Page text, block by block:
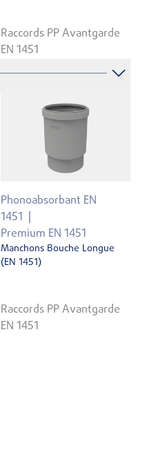
Raccords PP Avantgarde
EN 1451
Phonoabsorbant EN
1451
Premium EN 1451
Manchons Bouche Longue
(EN 1451)
Raccords PP Avantgarde
EN 1451